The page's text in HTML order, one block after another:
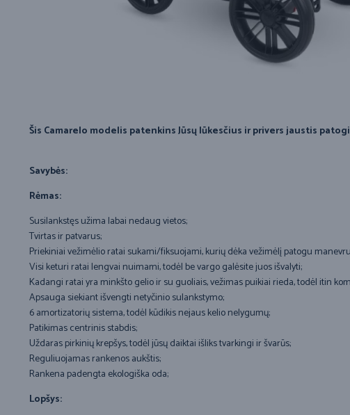
Šis Camarelo modelis patenkins Jūsų lūkesčius ir privers jaustis
Savybės:
Rėmas:
Susilankstęs užima labai nedaug vietos;
Tvirtas ir patvarus;
Priekiniai vežimėlio ratai sukami/fiksuojami, kurių dėka vežimėlį patogu
Visi keturi ratai lengvai nuimami, todėl be vargo galėsite juos išvalyti;
Kadangi ratai yra minkšto gelio ir su guoliais, vežimas puikiai rieda, todėl itin
Apsauga siekiant išvengti netyčinio sulankstymo;
6 amortizatorių sistema, todėl kūdikis nejaus kelio nelygumų;
Patikimas centrinis stabdis;
Uždaras pirkinių krepšys, todėl jūsų daiktai išliks tvarkingi ir švarūs;
Reguliuojamas rankenos aukštis;
Rankena padengta ekologiška oda;
Lopšys: